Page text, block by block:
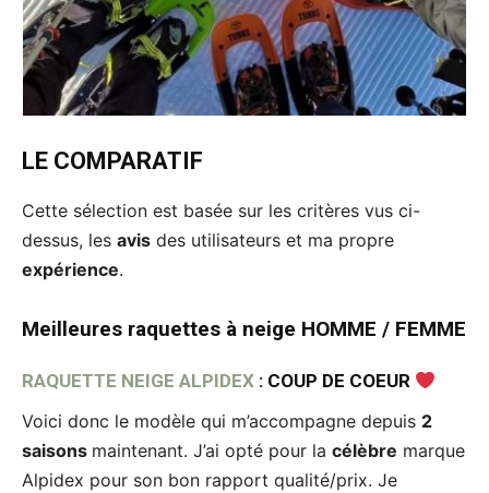
LE COMPARATIF
Cette sélection est basée sur les critères vus ci-
dessus, les avis des utilisateurs et ma propre
expérience.
Meilleures raquettes à neige HOMME / FEMME
RAQUETTE NEIGE ALPIDEX : COUP DE COEUR
Voici donc le modèle qui m’accompagne depuis 2
saisons maintenant. J’ai opté pour la célèbre marque
Alpidex pour son bon rapport qualité/prix. Je